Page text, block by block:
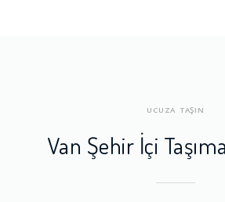
UCUZA TAŞIN
Van Şehir İçi